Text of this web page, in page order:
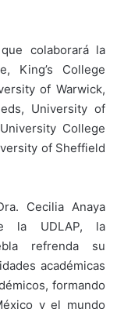
colaborará la
King’s College
of Warwick,
University of
College
of Sheffield
Cecilia Anaya
la UDLAP, la
refrenda su
académicas
formando
y el mundo